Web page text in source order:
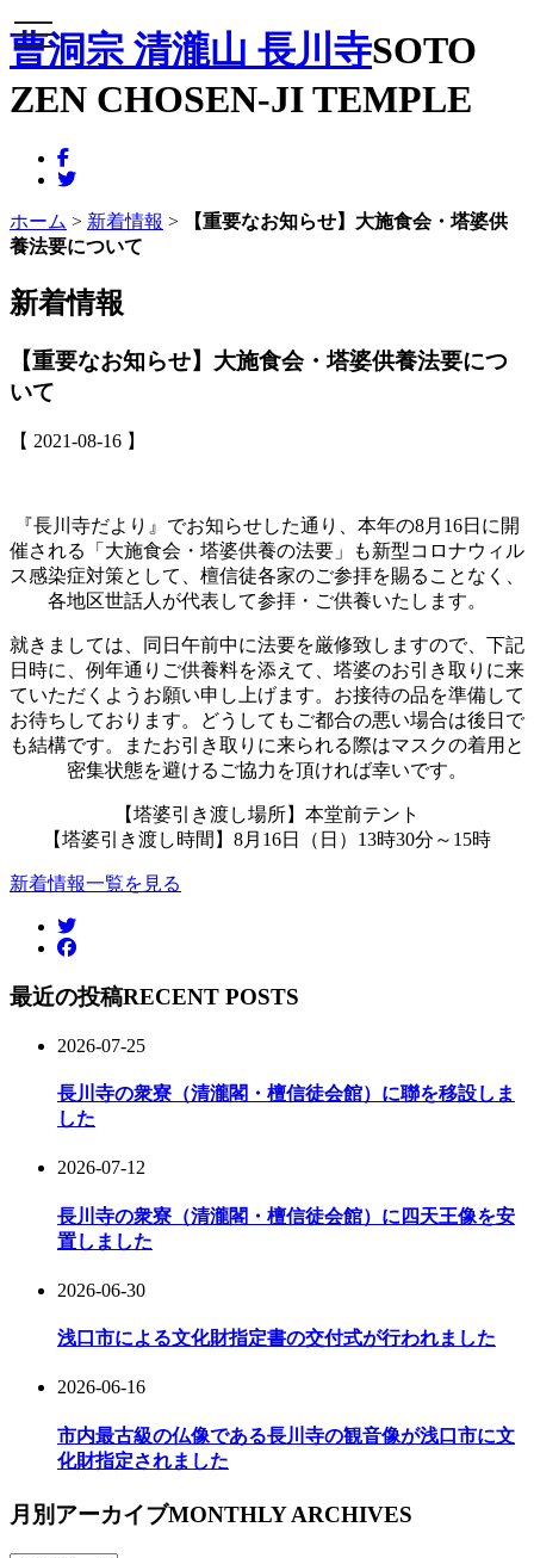
曹洞宗 清瀧山 長川寺SOTO
ZEN CHOSEN-JI TEMPLE
メニュー
ホーム > 新着情報 >
【重要なお知らせ】大施食会・塔婆供
養法要について
新着情報
【重要なお知らせ】大施食会・塔婆供養法要につ
いて
【 2021-08-16 】
『長川寺だより』でお知らせした通り、本年の8月16日に開
催される「大施食会・塔婆供養の法要」も新型コロナウィル
ス感染症対策として、檀信徒各家のご参拝を賜ることなく、
各地区世話人が代表して参拝・ご供養いたします。
就きましては、同日午前中に法要を厳修致しますので、下記
日時に、例年通りご供養料を添えて、塔婆のお引き取りに来
ていただくようお願い申し上げます。お接待の品を準備して
お待ちしております。どうしてもご都合の悪い場合は後日で
も結構です。またお引き取りに来られる際はマスクの着用と
密集状態を避けるご協力を頂ければ幸いです。
【塔婆引き渡し場所】本堂前テント
【塔婆引き渡し時間】8月16日（日）13時30分～15時
新着情報一覧を見る
最近の投稿RECENT POSTS
2026-07-25
長川寺の衆寮（清瀧閣・檀信徒会館）に聯を移設しま
した
2026-07-12
長川寺の衆寮（清瀧閣・檀信徒会館）に四天王像を安
置しました
2026-06-30
浅口市による文化財指定書の交付式が行われました
2026-06-16
市内最古級の仏像である長川寺の観音像が浅口市に文
化財指定されました
月別アーカイブMONTHLY ARCHIVES